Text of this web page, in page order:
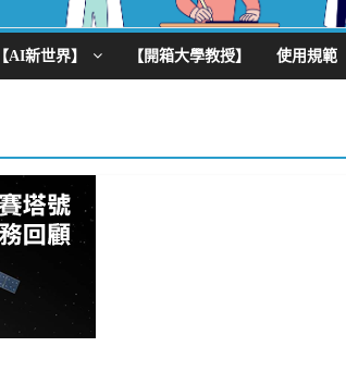
【AI新世界】 【開箱大學教授】 使用規範